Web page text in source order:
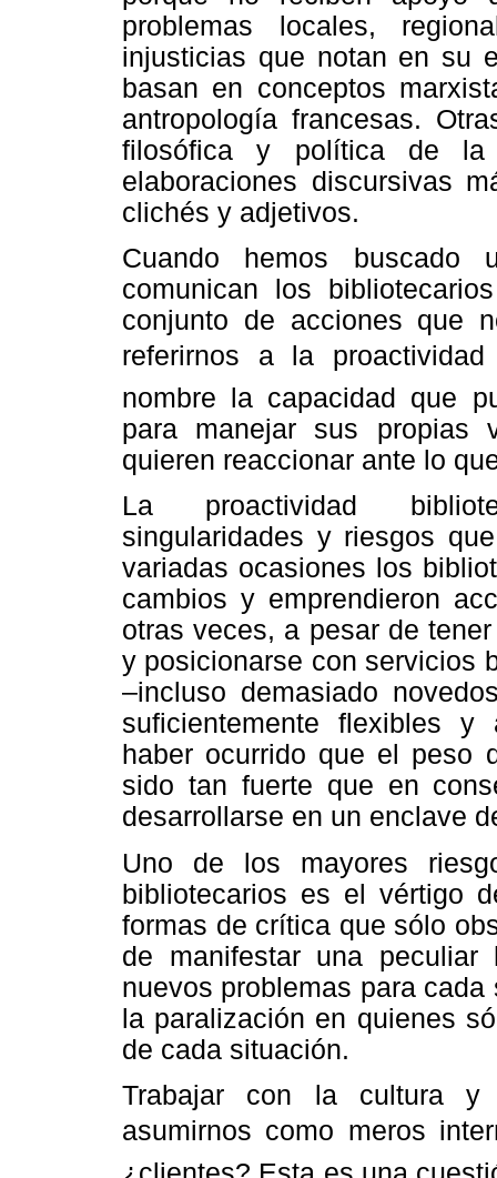
problemas locales,
injusticias que notan en su
basan en conceptos
antropología francesas.
filosófica y política de la
elaboraciones discursivas
clichés y adjetivos.
Cuando hemos
comunican los
conjunto de acciones que
referirnos a la
nombre la capacidad que
para manejar sus propias
quieren reaccionar ante lo
La proactividad
singularidades y riesgos
variadas ocasiones los
cambios y emprendieron
otras veces, a pesar de
y posicionarse con servicios
–incluso demasiado
suficientemente flexibles y
haber ocurrido que el peso
sido tan fuerte que en
desarrollarse en un enclave
Uno de los mayores
bibliotecarios es el vértigo
formas de crítica que sólo
de manifestar una peculiar
nuevos problemas para
la paralización en quienes
de cada situación.
Trabajar con la cultura y
asumirnos como meros